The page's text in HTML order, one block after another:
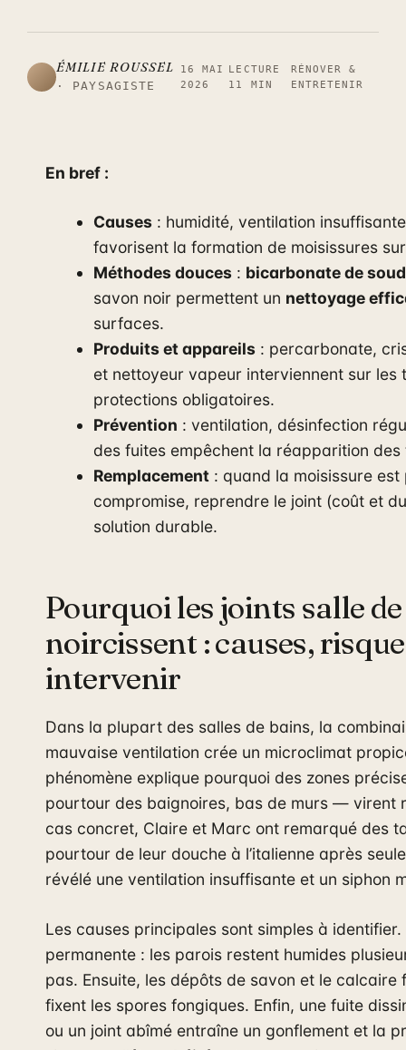
ÉMILIE ROUSSEL
· PAYSAGISTE
16 MAI
2026
LECTURE
11 MIN
RÉNOVER &
ENTRETENIR
En bref :
Causes : humidité, ventilation
favorisent la formation de moisissures
Méthodes douces : bicarbonate de
savon noir permettent un nettoyage
surfaces.
Produits et appareils : percarbonate,
et nettoyeur vapeur interviennent sur les
protections obligatoires.
Prévention : ventilation, désinfection
des fuites empêchent la réapparition des
Remplacement: quand la moisissure est
compromise, reprendre le joint (coût et
solution durable.
Pourquoi les joints salle
noircissent : causes,
intervenir
Dans la plupart des salles de bains, la
mauvaise ventilation crée un microclimat
phénomène explique pourquoi des zones
pourtour des baignoires, bas de murs — virent
cas concret, Claire et Marc ont remarqué des
pourtour de leur douche à l’italienne après
révélé une ventilation insuffisante et un siphon
Les causes principales sont simples à identifier.
permanente : les parois restent humides
pas. Ensuite, les dépôts de savon et le calcaire
fixent les spores fongiques. Enfin, une fuite
ou un joint abîmé entraîne un gonflement et la